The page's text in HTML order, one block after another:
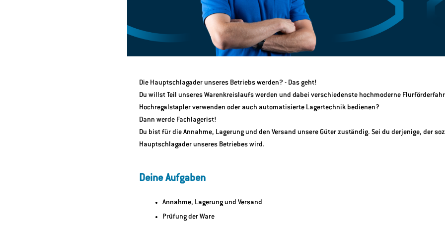
Die Hauptschlagader unseres Betriebs werden? - Das geht!
Du willst Teil unseres Warenkreislaufs werden und dabei verschiedenste hochmoderne
Hochregalstapler verwenden oder auch automatisierte Lagertechnik bedienen?
Dann werde Fachlagerist!
Du bist für die Annahme, Lagerung und den Versand unsere Güter zuständig. Sei du derjenige, der
Hauptschlagader unseres Betriebes wird.
Deine Aufgaben
Annahme, Lagerung und Versand
Prüfung der Ware